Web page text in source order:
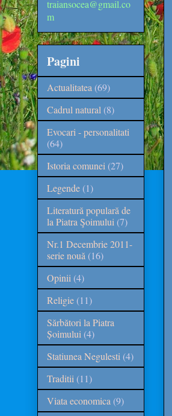
traiansocea@gmail.co
m
Pagini
Actualitatea (69)
Cadrul natural (8)
Evocari - personalitati
(64)
Istoria comunei (27)
Legende (1)
Literatură populară de
la Piatra Şoimului (7)
Nr.1 Decembrie 2011-
serie nouă (16)
Opinii (4)
Religie (11)
Sărbători la Piatra
Șoimului (4)
Statiunea Negulesti (4)
Traditii (11)
Viata economica (9)